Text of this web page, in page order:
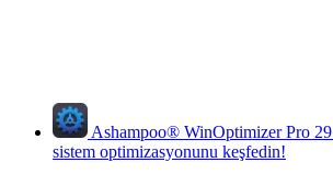
Ashampoo® WinOptimizer Pro 29
sistem optimizasyonunu keşfedin!